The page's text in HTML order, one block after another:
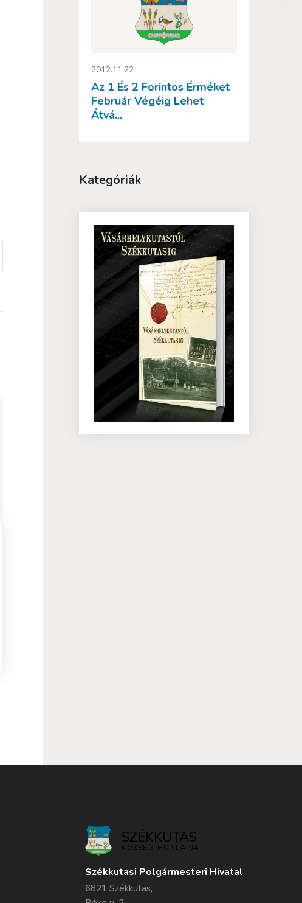
2012.11.22
Az 1 És 2 Forintos Érméket
Február Végéig Lehet
Átvá...
Kategóriák
SZÉKKUTAS
KÖZSÉG HONLAPJA
Székkutasi Polgármesteri Hivatal
6821 Székkutas,